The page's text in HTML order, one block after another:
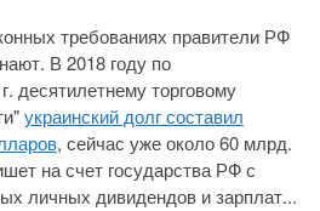
требованиях правители РФ
В 2018 году по
десятилетнему торговому
украинский долг составил
, сейчас уже около 60 млрд.
на счет государства РФ с
личных дивидендов и зарплат...